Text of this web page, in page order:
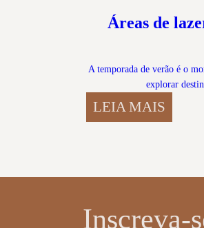
Áreas de
A temporada de verão é o
explorar
LEIA MAIS
Inscreva-